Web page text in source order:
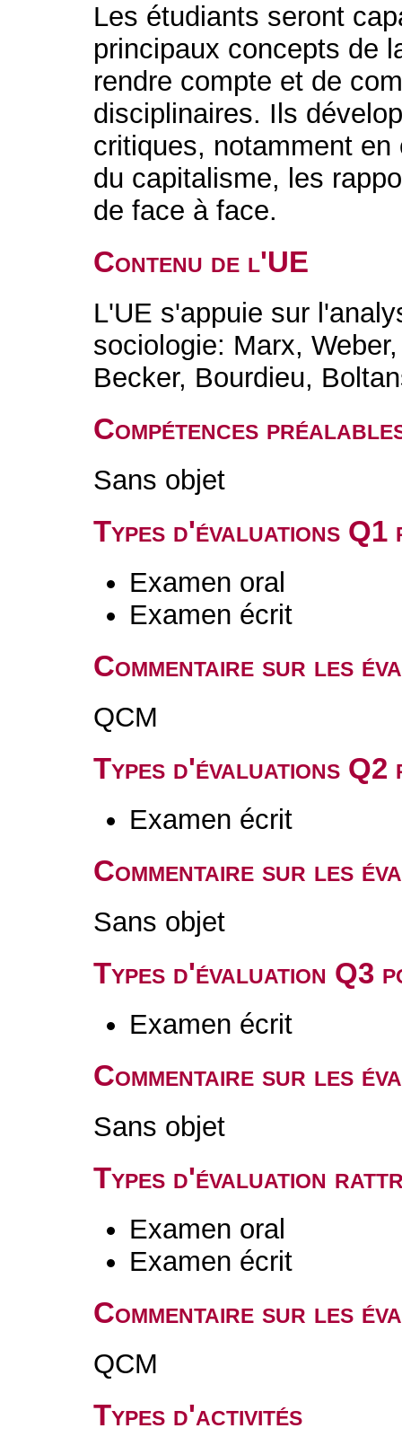
Les étudiants seront
principaux concepts de
rendre compte et de
disciplinaires. Ils
critiques, notamment
du capitalisme, les
de face à face.
Contenu de l'UE
L'UE s'appuie sur
sociologie: Marx,
Becker, Bourdieu,
Compétences
Sans objet
Types d'évaluations
Examen oral
Examen écrit
Commentaire sur les
QCM
Types d'évaluations
Examen écrit
Commentaire sur les
Sans objet
Types d'évaluation Q3
Examen écrit
Commentaire sur les
Sans objet
Types d'évaluation
Examen oral
Examen écrit
Commentaire sur les
QCM
Types d'activités